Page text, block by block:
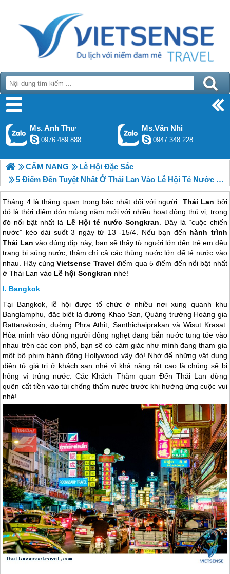
Ms. Anh Thư
0976 489 888
Ms.Vân Nhi
0947 348 228
CẨM NANG
Lễ Hội Đặc Sắc
5 Điểm Đến Tuyệt Nhất Ở Thái Lan Vào Lễ Hội Té Nước Songkran
Tháng 4 là tháng quan trọng bậc nhất đối với người Thái Lan bởi
đó là thời điểm đón mừng năm mới với nhiều hoạt động thú vị, trong
đó nổi bật nhất là Lễ Hội té nước Songkran. Đây là “cuộc chiến
nước” kéo dài suốt 3 ngày từ 13 -15/4. Nếu bạn đến hành trình
Thái Lan vào đúng dịp này, bạn sẽ thấy từ người lớn đến trẻ em đều
trang bị súng nước, thậm chí cả các thùng nước lớn để té nước vào
nhau. Hãy cùng Vietsense Travelđiểm qua 5 điểm đến nổi bật nhất
ở Thái Lan vào Lễ hội Songkran nhé!
Bangkok
Tại Bangkok, lễ hội được tổ chức ở nhiều nơi xung quanh khu
Banglamphu, đặc biệt là đường Khao San, Quảng trường Hoàng gia
Rattanakosin, đường Phra Athit, Santhichaiprakan và Wisut Krasat.
Hòa mình vào dòng người đông nghẹt đang bắn nước tung tóe vào
nhau trên các con phố, bạn sẽ có cảm giác như mình đang tham gia
một bộ phim hành động Hollywood vậy đó! Nhớ để những vật dụng
điện tử giá trị ở khách sạn nhé vì khả năng rất cao là chúng sẽ bị
hỏng vì trúng nước. Các Khách Thăm quan ĐếnThái Lan đừng
quên cất tiền vào túi chống thấm nước trước khi hưởng ứng cuộc vui
nhé!